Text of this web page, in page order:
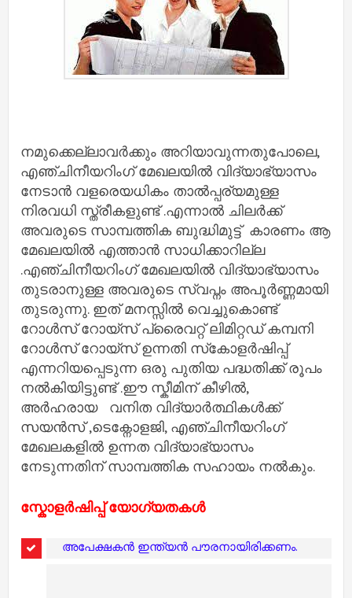
നമുക്കെല്ലാവർക്കും അറിയാവുന്നതുപോലെ,
എഞ്ചിനീയറിംഗ് മേഖലയിൽ വിദ്യാഭ്യാസം
നേടാൻ വളരെയധികം താൽപ്പര്യമുള്ള
നിരവധി സ്ത്രീകളുണ്ട് .എന്നാൽ ചിലർക്ക്
അവരുടെ സാമ്പത്തിക ബുദ്ധിമുട്ട് കാരണം ആ
മേഖലയിൽ എത്താൻ സാധിക്കാറില്ല
.എഞ്ചിനീയറിംഗ് മേഖലയിൽ വിദ്യാഭ്യാസം
തുടരാനുള്ള അവരുടെ സ്വപ്നം അപൂർണ്ണമായി
തുടരുന്നു. ഇത് മനസ്സിൽ വെച്ചുകൊണ്ട്
റോൾസ് റോയ്‌സ് പ്രൈവറ്റ് ലിമിറ്റഡ് കമ്പനി
റോൾസ് റോയ്‌സ് ഉന്നതി സ്‌കോളർഷിപ്പ്
എന്നറിയപ്പെടുന്ന ഒരു പുതിയ പദ്ധതിക്ക് രൂപം
നൽകിയിട്ടുണ്ട് .ഈ സ്കീമിന് കീഴിൽ,
അർഹരായ വനിത വിദ്യാർത്ഥികൾക്ക്
സയൻസ് ,ടെക്നോളജി, എഞ്ചിനീയറിംഗ്
മേഖലകളിൽ ഉന്നത വിദ്യാഭ്യാസം
നേടുന്നതിന് സാമ്പത്തിക സഹായം നൽകും.
സ്കോളർഷിപ്പ് യോഗ്യതകൾ
അപേക്ഷകൻ ഇന്ത്യൻ പൗരനായിരിക്കണം.